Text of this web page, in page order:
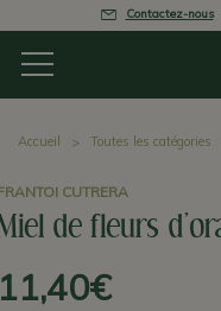
Contactez-nous
Accueil Toutes les catégories
CUTRERA
de fleurs